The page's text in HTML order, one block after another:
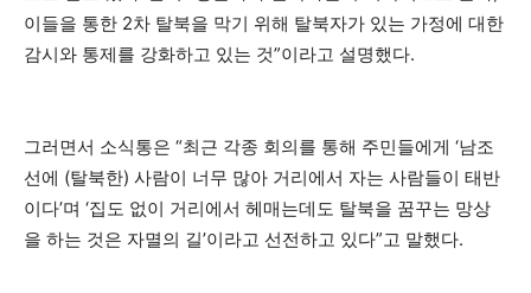
이들을 통한 2차 탈북을 막기 위해 탈북자가 있는 가정에 대한
감시와 통제를 강화하고 있는 것”이라고 설명했다.
그러면서 소식통은 “최근 각종 회의를 통해 주민들에게 ‘남조
선에 (탈북한) 사람이 너무 많아 거리에서 자는 사람들이 태반
이다’며 ‘집도 없이 거리에서 헤매는데도 탈북을 꿈꾸는 망상
을 하는 것은 자멸의 길’이라고 선전하고 있다”고 말했다.